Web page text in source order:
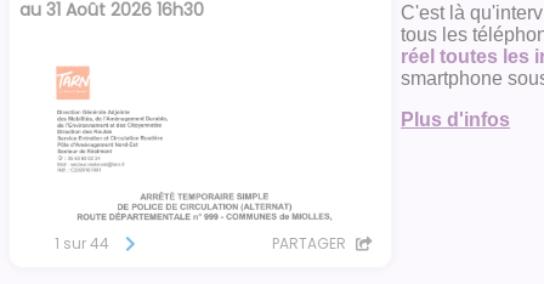
C'est là
tous les
réel toutes les
smartphone
Plus d'infos